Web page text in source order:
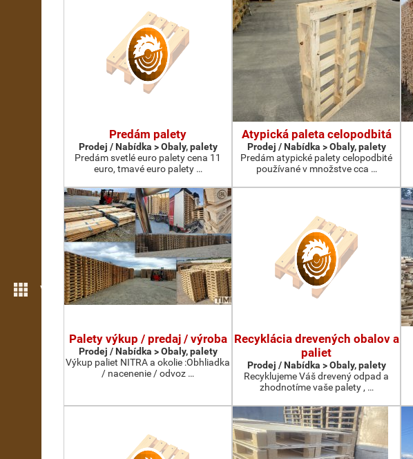
Více možností
Predám palety
Prodej / Nabídka > Obaly, palety
Predám svetlé euro palety cena 11
euro, tmavé euro palety …
Atypická paleta celopodbitá
Prodej / Nabídka > Obaly, palety
Predám atypické palety celopodbité
používané v množstve cca …
Palety výkup / predaj / výroba
Prodej / Nabídka > Obaly, palety
Výkup paliet NITRA a okolie :Obhliadka
/ nacenenie / odvoz …
Recyklácia drevených obalov a
paliet
Prodej / Nabídka > Obaly, palety
Recyklujeme Váš drevený odpad a
zhodnotíme vaše palety , …